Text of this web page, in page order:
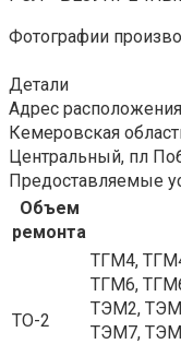
Фотографии
Детали
Адрес
Кемеровская
Центральный, пл
Предоставляемые
Объем
ремонта
ТО-2
ТГМ4,
ТГМ6,
ТЭМ2,
ТЭМ7,